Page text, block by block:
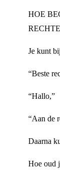
HOE
Je kunt
“Beste
“Hallo,”
“Aan de
Daarna
Hoe oud